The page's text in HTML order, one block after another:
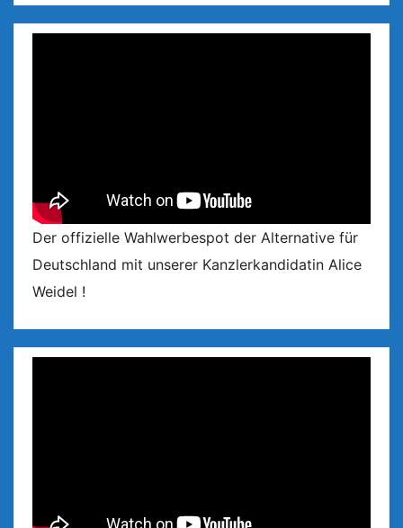
Der offizielle Wahlwerbespot der Alternative für
Deutschland mit unserer Kanzlerkandidatin Alice
Weidel !